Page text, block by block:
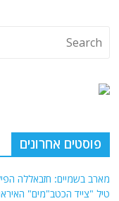
פוסטים אחרונים
מארב בשמיים: חזבאללה
טיל "צייד הכטב"מים"